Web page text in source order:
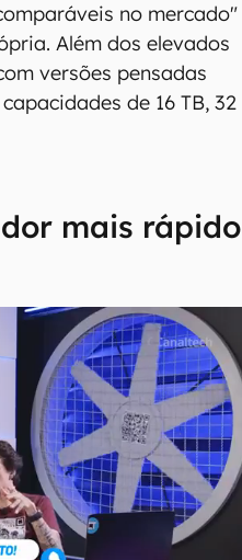
no mercado"
Além dos elevados
versões pensadas
de 16 TB, 32
mais rápido